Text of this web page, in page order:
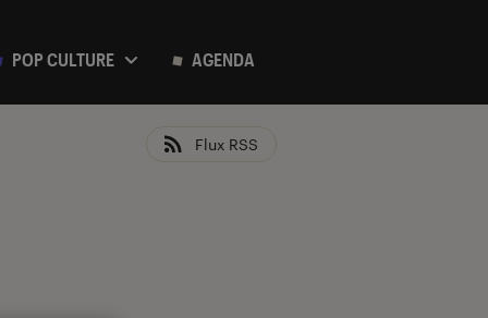
POP CULTURE AGENDA
Flux RSS